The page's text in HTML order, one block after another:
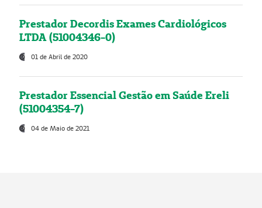
Prestador Decordis Exames Cardiológicos
LTDA (51004346-0)
01 de Abril de 2020
Prestador Essencial Gestão em Saúde Ereli
(51004354-7)
04 de Maio de 2021